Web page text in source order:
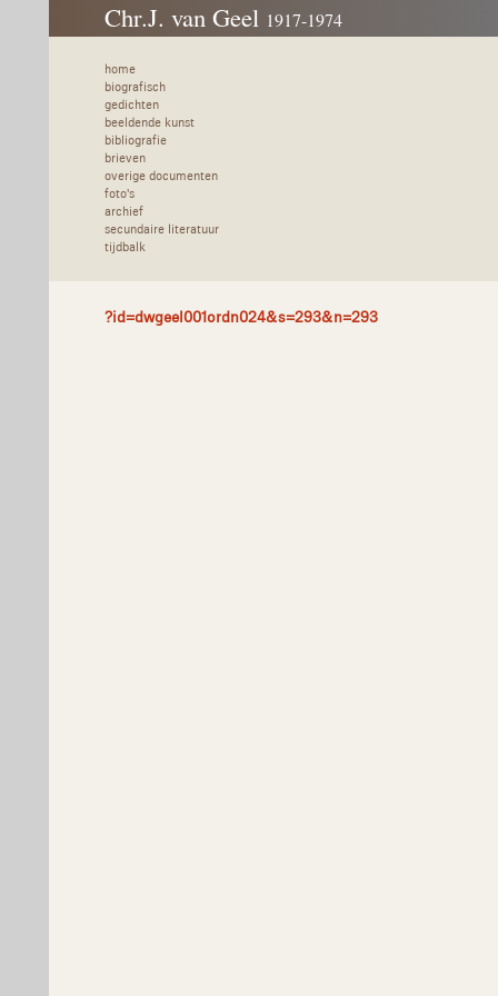
Chr.J. van Geel 1917-1974
home
biografisch
gedichten
beeldende kunst
bibliografie
brieven
overige documenten
foto's
archief
secundaire literatuur
tijdbalk
?id=dwgeel001ordn024&s=293&n=293